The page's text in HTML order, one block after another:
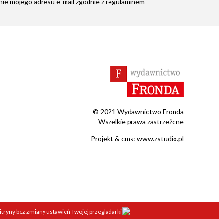
mojego adresu e-mail zgodnie zregulaminem
© 2021 Wydawnictwo Fronda
Wszelkie prawa zastrzeżone
Projekt & cms: www.zstudio.pl
bez zmiany ustawień Twojej przegladarki